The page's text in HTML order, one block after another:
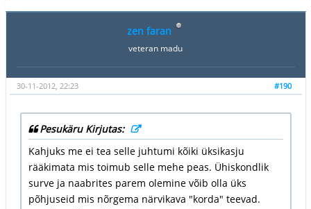
zen faran
veteran madu
#190
30-11-2012, 22:23
Pesukäru Kirjutas:
Kahjuks me ei tea selle juhtumi kõiki üksikasju
rääkimata mis toimub selle mehe peas. Ühiskondlik
surve ja naabrites parem olemine võib olla üks
põhjuseid mis nõrgema närvikava "korda" teevad.